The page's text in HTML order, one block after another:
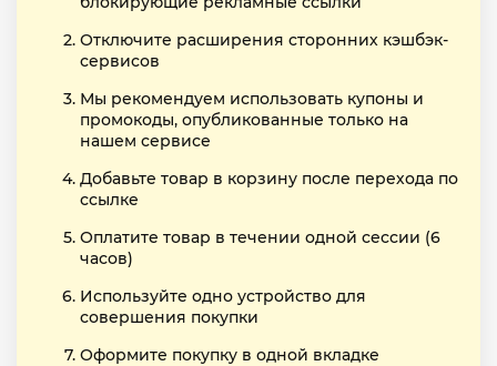
Отключите расширения сторонних кэшбэк-
сервисов
Мы рекомендуем использовать купоны и
промокоды, опубликованные только на
нашем сервисе
Добавьте товар в корзину после перехода по
ссылке
Оплатите товар в течении одной сессии (6
часов)
Используйте одно устройство для
совершения покупки
Оформите покупку в одной вкладке